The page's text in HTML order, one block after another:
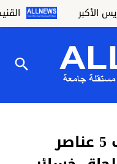
الدار البيضاء : توقيف 5 عناصر